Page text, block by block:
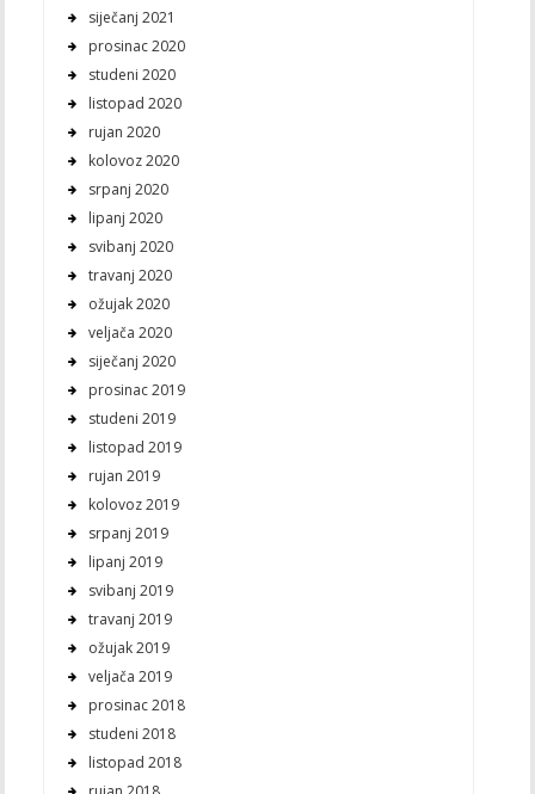
siječanj 2021
prosinac 2020
studeni 2020
listopad 2020
rujan 2020
kolovoz 2020
srpanj 2020
lipanj 2020
svibanj 2020
travanj 2020
ožujak 2020
veljača 2020
siječanj 2020
prosinac 2019
studeni 2019
listopad 2019
rujan 2019
kolovoz 2019
srpanj 2019
lipanj 2019
svibanj 2019
travanj 2019
ožujak 2019
veljača 2019
prosinac 2018
studeni 2018
listopad 2018